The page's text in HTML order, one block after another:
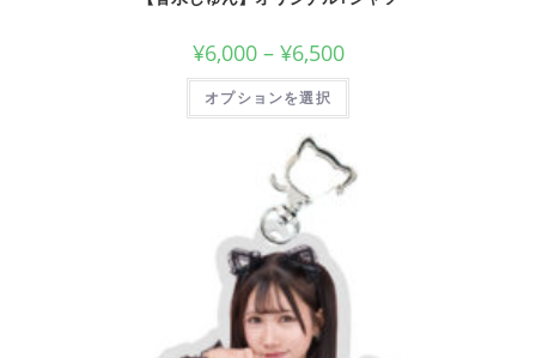
¥6,000– ¥6,500
オプションを選択